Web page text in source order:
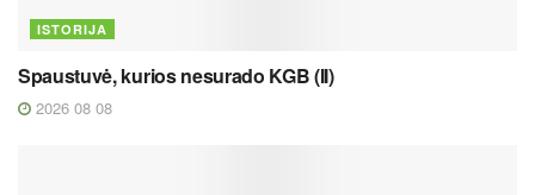
ISTORIJA
Spaustuvė, kurios nesurado KGB (II)
2026 08 08